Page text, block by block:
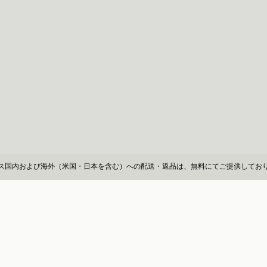
国内および海外（米国・日本を含む）への配送・返品は、無料にてご提供してお